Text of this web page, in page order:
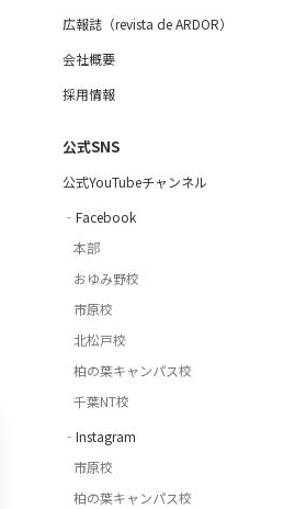
広報誌（revista de ARDOR）
会社概要
採用情報
公式SNS
公式YouTubeチャンネル
‐Facebook
本部
おゆみ野校
市原校
北松戸校
柏の葉キャンパス校
千葉NT校
‐Instagram
市原校
柏の葉キャンパス校